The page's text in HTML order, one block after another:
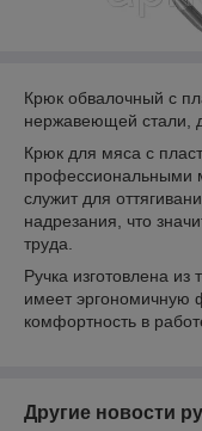
Крюк обвалочный с
нержавеющей стали,
Крюк для мяса с
профессиональными
служит для
надрезания, что
труда.
Ручка изготовлена
имеет
комфортность в
Другие новости